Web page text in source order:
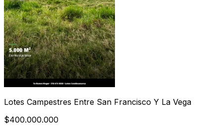
Lotes Campestres Entre San Francisco Y La Vega
$400.000.000